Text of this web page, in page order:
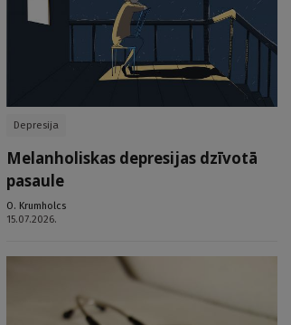
Depresija
Melanholiskas depresijas dzīvotā
pasaule
O. Krumholcs
15.07.2026.